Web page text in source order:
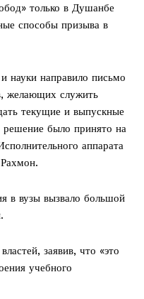
только в Душанбе
способы призыва в
науки направило письмо
желающих служить
текущие и выпускные
было принято на
аппарата
в вузы вызвало большой
заявив, что «это
учебного